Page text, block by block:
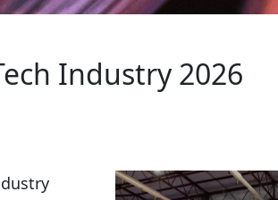
Industry 2026